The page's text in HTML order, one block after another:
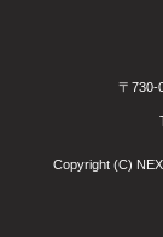
〒730-
Copyright (C)